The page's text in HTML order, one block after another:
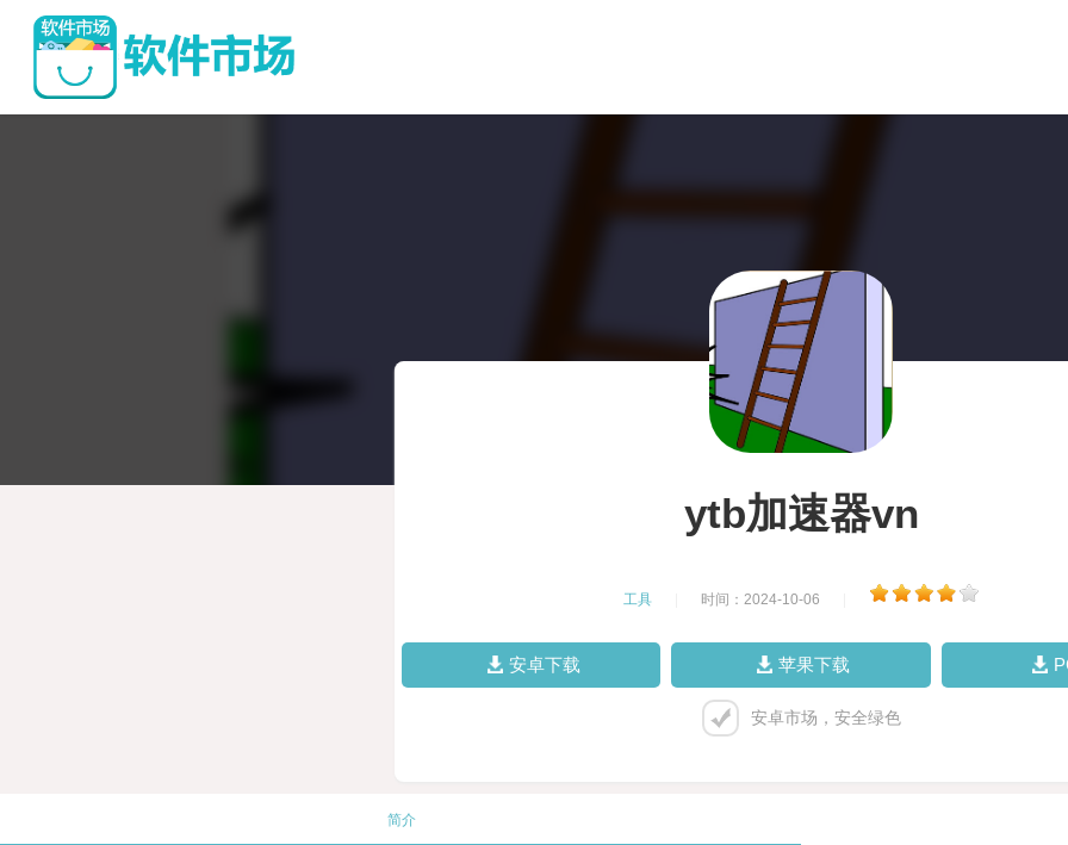
ytb加速器vn
工具 时间：2024-10-06
安卓下载 苹果下载
安卓市场，安全绿色
简介